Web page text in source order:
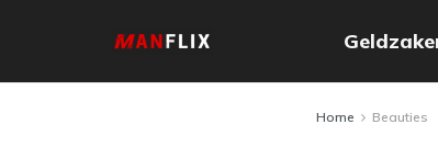
Home Beauties